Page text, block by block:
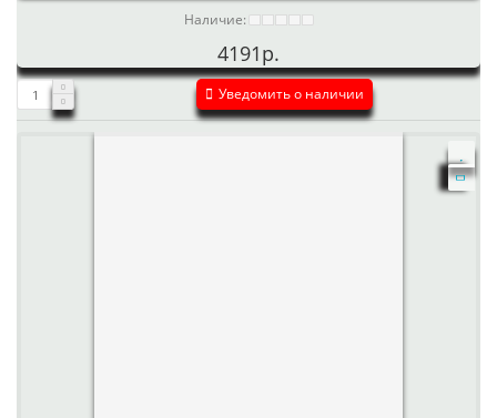
Наличие:
4191р.
Уведомить о наличии